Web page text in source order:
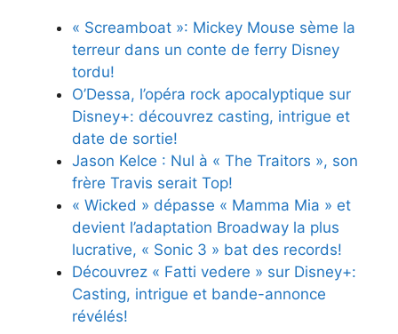
« Screamboat »: Mickey Mouse sème la
terreur dans un conte de ferry Disney
tordu!
O’Dessa, l’opéra rock apocalyptique sur
Disney+: découvrez casting, intrigue et
date de sortie!
Jason Kelce : Nul à « The Traitors », son
frère Travis serait Top!
« Wicked » dépasse « Mamma Mia » et
devient l’adaptation Broadway la plus
lucrative, « Sonic 3 » bat des records!
Découvrez « Fatti vedere » sur Disney+:
Casting, intrigue et bande-annonce
révélés!